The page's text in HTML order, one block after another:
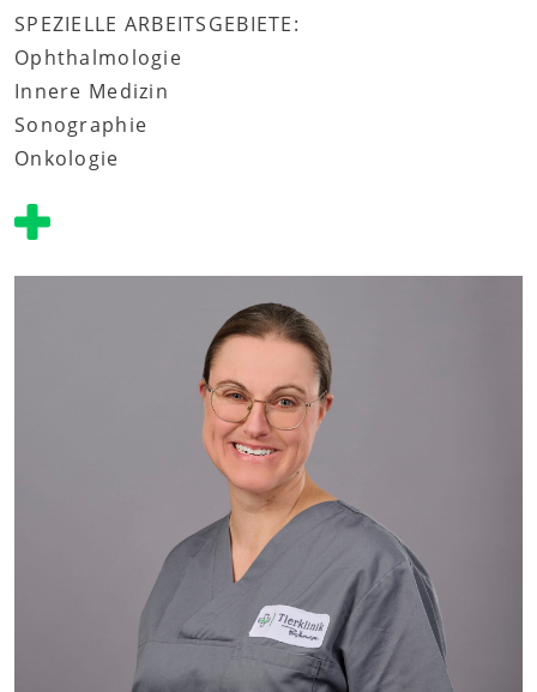
SPEZIELLE ARBEITSGEBIETE:
Ophthalmologie
Innere Medizin
Sonographie
Onkologie